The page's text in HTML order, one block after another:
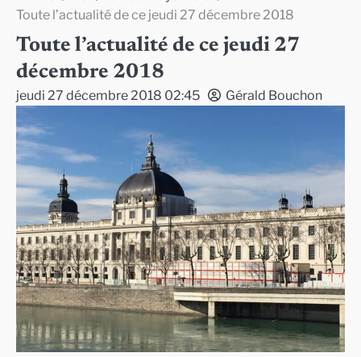
Toute l’actualité de ce jeudi 27 décembre 2018
Toute l’actualité de ce jeudi 27
décembre 2018
jeudi 27 décembre 2018 02:45 Gérald Bouchon